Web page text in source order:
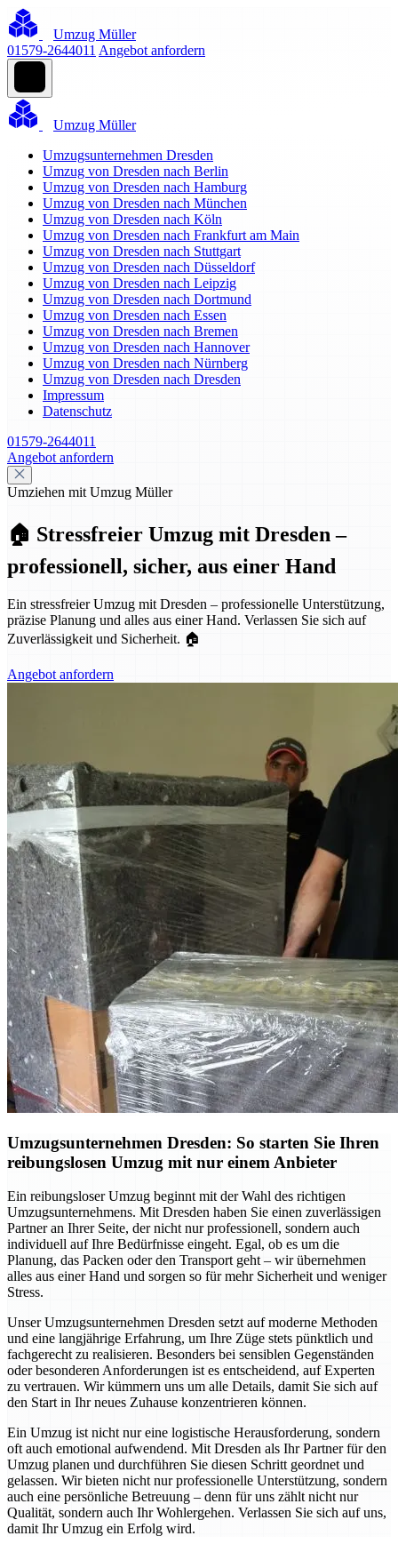
Umzug Müller
01579-2644011 Angebot anfordern
Umzug Müller
Umzugsunternehmen Dresden
Umzug von Dresden nach Berlin
Umzug von Dresden nach Hamburg
Umzug von Dresden nach München
Umzug von Dresden nach Köln
Umzug von Dresden nach Frankfurt am Main
Umzug von Dresden nach Stuttgart
Umzug von Dresden nach Düsseldorf
Umzug von Dresden nach Leipzig
Umzug von Dresden nach Dortmund
Umzug von Dresden nach Essen
Umzug von Dresden nach Bremen
Umzug von Dresden nach Hannover
Umzug von Dresden nach Nürnberg
Umzug von Dresden nach Dresden
Impressum
Datenschutz
01579-2644011
Angebot anfordern
Umziehen mit Umzug Müller
🏠 Stressfreier Umzug mit Dresden –
professionell, sicher, aus einer Hand
Ein stressfreier Umzug mit Dresden – professionelle Unterstützung,
präzise Planung und alles aus einer Hand. Verlassen Sie sich auf
Zuverlässigkeit und Sicherheit. 🏠
Angebot anfordern
Umzugsunternehmen Dresden: So starten Sie Ihren
reibungslosen Umzug mit nur einem Anbieter
Ein reibungsloser Umzug beginnt mit der Wahl des richtigen
Umzugsunternehmens. Mit Dresden haben Sie einen zuverlässigen
Partner an Ihrer Seite, der nicht nur professionell, sondern auch
individuell auf Ihre Bedürfnisse eingeht. Egal, ob es um die
Planung, das Packen oder den Transport geht – wir übernehmen
alles aus einer Hand und sorgen so für mehr Sicherheit und weniger
Stress.
Unser Umzugsunternehmen Dresden setzt auf moderne Methoden
und eine langjährige Erfahrung, um Ihre Züge stets pünktlich und
fachgerecht zu realisieren. Besonders bei sensiblen Gegenständen
oder besonderen Anforderungen ist es entscheidend, auf Experten
zu vertrauen. Wir kümmern uns um alle Details, damit Sie sich auf
den Start in Ihr neues Zuhause konzentrieren können.
Ein Umzug ist nicht nur eine logistische Herausforderung, sondern
oft auch emotional aufwendend. Mit Dresden als Ihr Partner für den
Umzug planen und durchführen Sie diesen Schritt geordnet und
gelassen. Wir bieten nicht nur professionelle Unterstützung, sondern
auch eine persönliche Betreuung – denn für uns zählt nicht nur
Qualität, sondern auch Ihr Wohlergehen. Verlassen Sie sich auf uns,
damit Ihr Umzug ein Erfolg wird.